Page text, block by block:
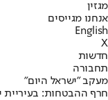
מגזין
אנחנו מגייסים
English
X
חדשות
תחבורה
מעקב "ישראל היום"
חרף ההבטחות: בעיריית